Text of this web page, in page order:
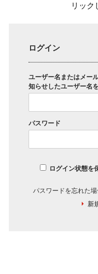
リック
ログイン
ユーザー名またはメー
知らせしたユーザー名
パスワード
ログイン状態を
パスワードを忘れた場
新